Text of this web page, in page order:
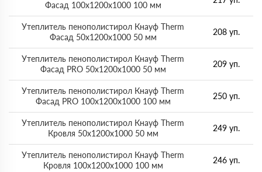
Фасад 100х1200х1000 100 мм
Утеплитель пенополистирол Кнауф Therm
Фасад 50х1200х1000 50 мм
208 уп.
Утеплитель пенополистирол Кнауф Therm
Фасад PRO 50х1200х1000 50 мм
209 уп.
Утеплитель пенополистирол Кнауф Therm
Фасад PRO 100х1200х1000 100 мм
250 уп.
Утеплитель пенополистирол Кнауф Therm
Кровля 50х1200х1000 50 мм
249 уп.
Утеплитель пенополистирол Кнауф Therm
Кровля 100х1200х1000 100 мм
246 уп.